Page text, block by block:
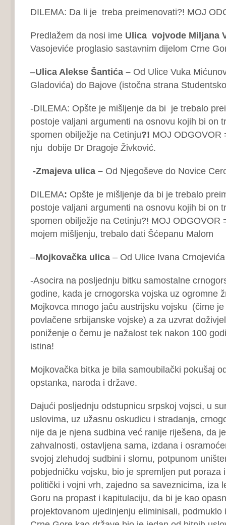
DILEMA: Da li je treba preimenovati?! MOJ
Predlažem da nosi ime Ulica vojvode Miljana
Vasojeviće proglasio sastavnim dijelom Crne
–Ulica Alekse Šantića – Od Ulice Vuka
Gladovića) do Bajove (istočna strana
-DILEMA: Opšte je mišljenje da bi je trebalo
postoje valjani argumenti na osnovu kojih bi on
spomen obilježje na Cetinju?! MOJ ODGOVOR
nju dobije Dr Dragoje Živković.
-Zmajeva ulica – Od Njegoševe do Novice
DILEMA: Opšte je mišljenje da bi je trebalo
postoje valjani argumenti na osnovu kojih bi on
spomen obilježje na Cetinju?! MOJ ODGOVOR
mojem mišljenju, trebalo dati Šćepanu Malom
–Mojkovačka ulica– Od Ulice Ivana
-Asocira na posljednju bitku samostalne
godine, kada je crnogorska vojska uz ogromne
Mojkovca mnogo jaču austrijsku vojsku (čime
povlačene srbijanske vojske) a za uzvrat
poniženje o čemu je nažalost tek nakon 100
istina!
Mojkovačka bitka je bila samoubilački pokušaj
opstanka, naroda i države.
Dajući posljednju odstupnicu srpskoj vojsci, u
uslovima, uz užasnu oskudicu i stradanja,
nije da je njena sudbina već ranije riješena, da
zahvalnosti, ostavljena sama, izdana i
svojoj zlehudoj sudbini i slomu, potpunom
pobjedničku vojsku, bio je spremljen put poraza
politički i vojni vrh, zajedno sa saveznicima, iza
Goru na propast i kapitulaciju, da bi je kao
projektovanom ujedinjenju eliminisali, podmuklo